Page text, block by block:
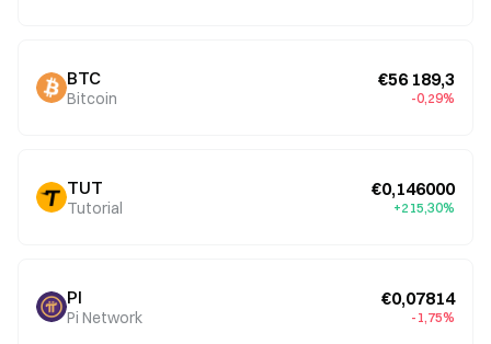
BTC
Bitcoin
€56 189,3
-0,29%
TUT
Tutorial
€0,146000
+215,30%
PI
Pi Network
€0,07814
-1,75%